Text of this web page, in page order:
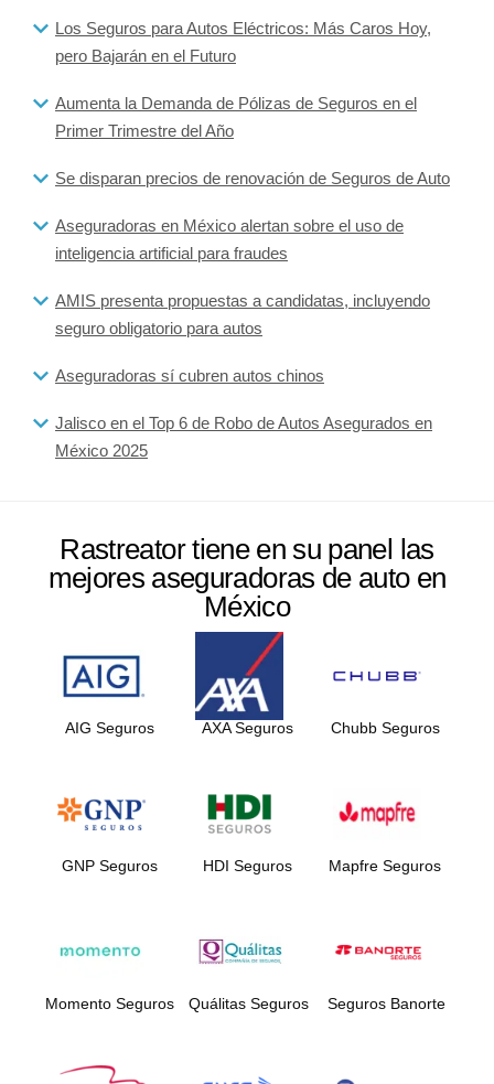
Los Seguros para Autos Eléctricos: Más Caros Hoy,
pero Bajarán en el Futuro
Aumenta la Demanda de Pólizas de Seguros en el
Primer Trimestre del Año
Se disparan precios de renovación de Seguros de Auto
Aseguradoras en México alertan sobre el uso de
inteligencia artificial para fraudes
AMIS presenta propuestas a candidatas, incluyendo
seguro obligatorio para autos
Aseguradoras sí cubren autos chinos
Jalisco en el Top 6 de Robo de Autos Asegurados en
México 2025
Rastreator tiene en su panel las
mejores aseguradoras de auto en
México
AIG Seguros AXA Seguros Chubb Seguros
GNP Seguros HDI Seguros Mapfre Seguros
Momento Seguros Quálitas Seguros Seguros Banorte